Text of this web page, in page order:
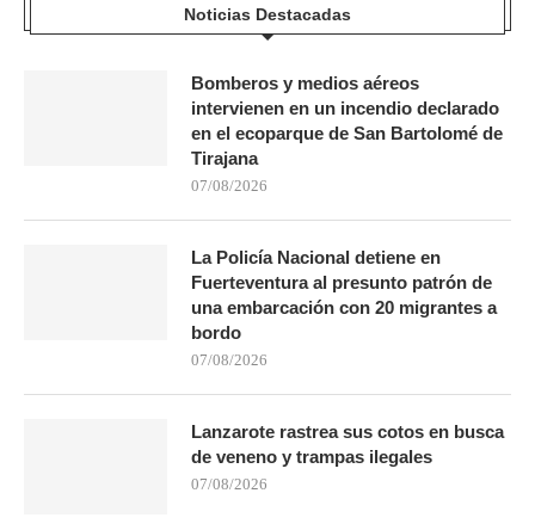
Noticias Destacadas
Bomberos y medios aéreos
intervienen en un incendio declarado
en el ecoparque de San Bartolomé de
Tirajana
07/08/2026
La Policía Nacional detiene en
Fuerteventura al presunto patrón de
una embarcación con 20 migrantes a
bordo
07/08/2026
Lanzarote rastrea sus cotos en busca
de veneno y trampas ilegales
07/08/2026